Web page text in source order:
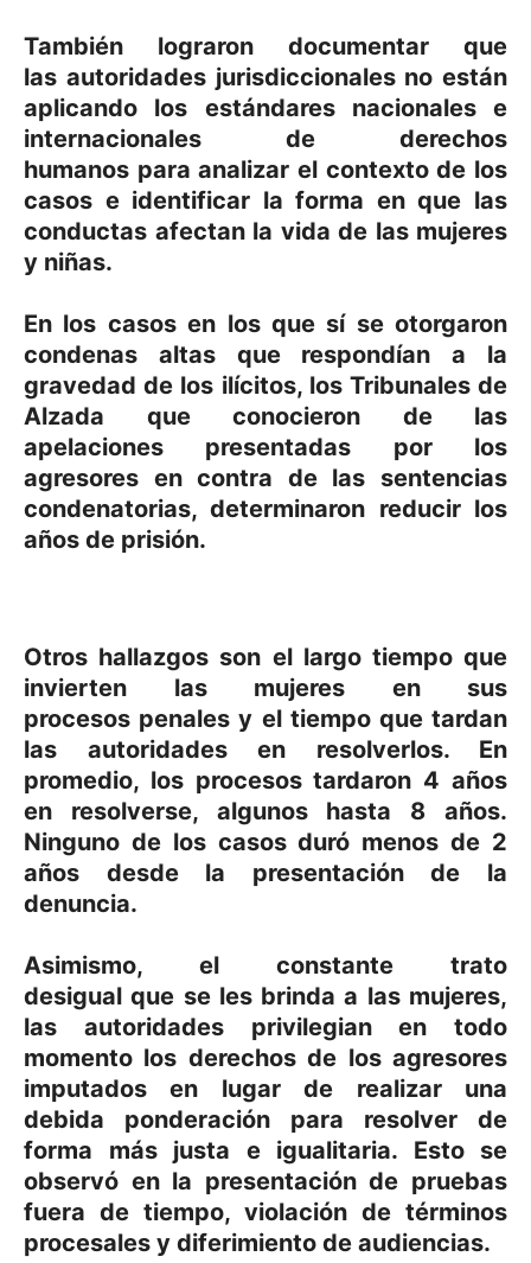
También lograron documentar que
las autoridades jurisdiccionales no están
aplicando los estándares nacionales e
internacionales de derechos
humanos para analizar el contexto de los
casos e identificar la forma en que las
conductas afectan la vida de las mujeres
y niñas.
En los casos en los que sí se otorgaron
condenas altas que respondían a la
gravedad de los ilícitos, los Tribunales de
Alzada que conocieron de las
apelaciones presentadas por los
agresores en contra de las sentencias
condenatorias, determinaron reducir los
años de prisión.
Otros hallazgos son el largo tiempo que
invierten las mujeres en sus
procesos penales y el tiempo que tardan
las autoridades en resolverlos. En
promedio, los procesos tardaron 4 años
en resolverse, algunos hasta 8 años.
Ninguno de los casos duró menos de 2
años desde la presentación de la
denuncia.
Asimismo, el constante trato
desigual que se les brinda a las mujeres,
las autoridades privilegian en todo
momento los derechos de los agresores
imputados en lugar de realizar una
debida ponderación para resolver de
forma más justa e igualitaria. Esto se
observó en la presentación de pruebas
fuera de tiempo, violación de términos
procesales y diferimiento de audiencias.